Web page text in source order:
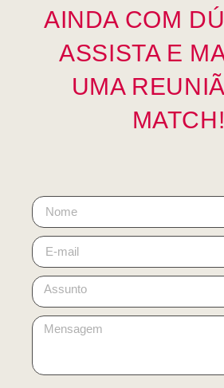
AINDA COM
ASSISTA E
UMA
MATCH!